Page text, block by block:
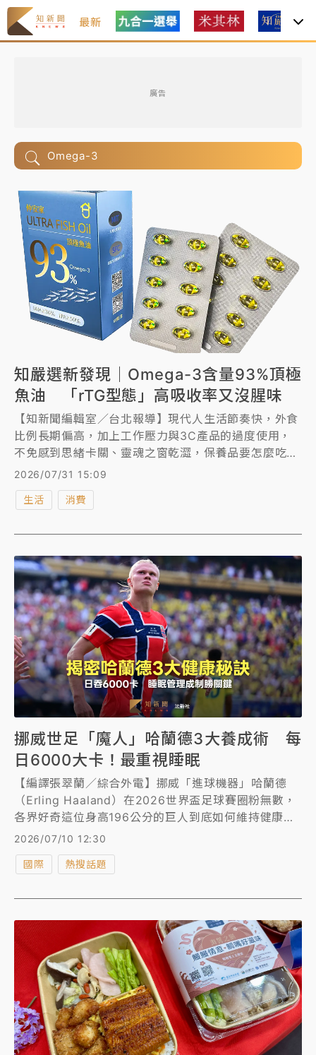
最新
廣告
Omega-3
知嚴選新發現｜Omega-3含量93%頂極
魚油 「rTG型態」高吸收率又沒腥味
【知新聞編輯室／台北報導】現代人生活節奏快，外食
比例長期偏高，加上工作壓力與3C產品的過度使用，
不免感到思緒卡關、靈魂之窗乾澀，保養品要怎麼吃得
到位，中租企業旗下「仲安家頂極魚油」主打高純度與
色，鎖定追求效率保養的族群。
2026/07/31 15:09
生活 消費
挪威世足「魔人」哈蘭德3大養成術 每
日6000大卡！最重視睡眠
【編譯張翠蘭／綜合外電】挪威「進球機器」哈蘭德
（Erling Haaland）在2026世界盃足球賽圈粉無數，
各界好奇這位身高196公分的巨人到底如何維持健康的
秘訣。根據外媒，哈蘭德每天攝取6000卡路里的飲
食，除了健康飲食和保持體形，睡眠是他日常生活的第
三大支柱。
2026/07/10 12:30
國際 熱搜話題